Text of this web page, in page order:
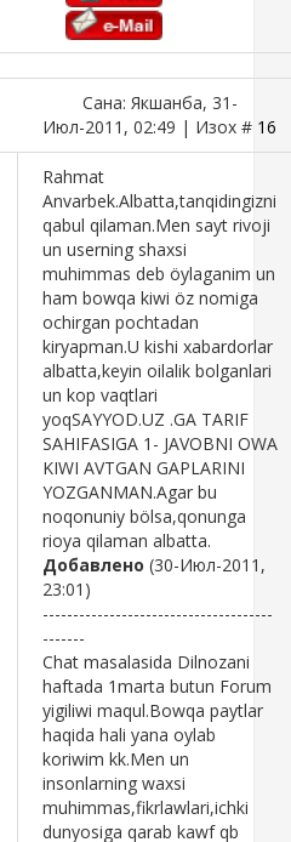
Сана: Якшанба, 31-
Июл-2011, 02:49 | Изох # 16
Rahmat
Anvarbek.Albatta,tanqidingizni
qabul qilaman.Men sayt rivoji
un userning shaxsi
muhimmas deb öylaganim un
ham bowqa kiwi öz nomiga
ochirgan pochtadan
kiryapman.U kishi xabardorlar
albatta,keyin oilalik bolganlari
un kop vaqtlari
yoqSAYYOD.UZ .GA TARIF
SAHIFASIGA 1- JAVOBNI OWA
KIWI AVTGAN GAPLARINI
YOZGANMAN.Agar bu
noqonuniy bölsa,qonunga
rioya qilaman albatta.
Добавлено (30-Июл-2011,
23:01)
--------------------------------------
-------
Chat masalasida Dilnozani
haftada 1marta butun Forum
yigiliwi maqul.Bowqa paytlar
haqida hali yana oylab
koriwim kk.Men un
insonlarning waxsi
muhimmas,fikrlawlari,ichki
dunyosiga qarab kawf qb